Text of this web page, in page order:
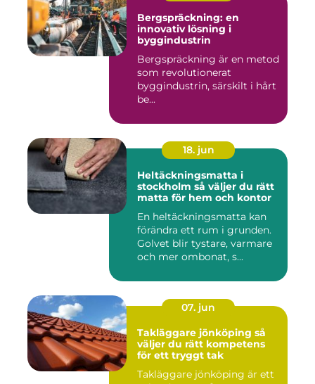
Bergspräckning: en
innovativ lösning i
byggindustrin
Bergspräckning är en metod
som revolutionerat
byggindustrin, särskilt i hårt
be...
18. jun
Heltäckningsmatta i
stockholm så väljer du rätt
matta för hem och kontor
En heltäckningsmatta kan
förändra ett rum i grunden.
Golvet blir tystare, varmare
och mer ombonat, s...
07. jun
Takläggare jönköping så
väljer du rätt kompetens
för ett tryggt tak
Takläggare jönköping är ett